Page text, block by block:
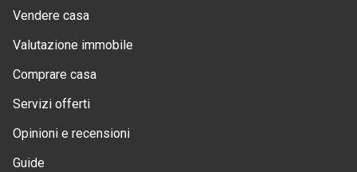
Vendere casa
Valutazione immobile
Comprare casa
Servizi offerti
Opinioni e recensioni
Guide